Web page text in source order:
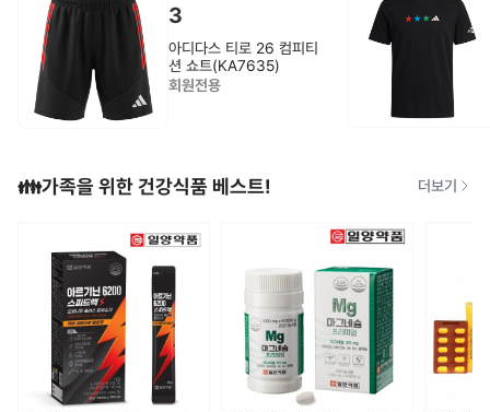
3
아디다스 티로 26 컴피티
션 쇼트(KA7635)
회원전용
👪가족을 위한 건강식품 베스트! 더보기